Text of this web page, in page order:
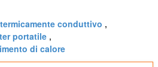
conduttivo ,
portatile ,
di calore